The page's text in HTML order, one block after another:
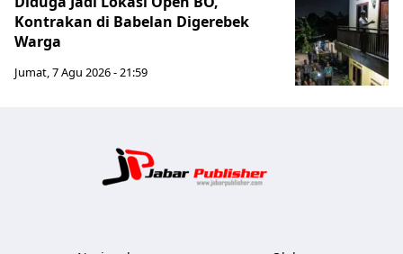
Kontrakan di Babelan Digerebek
Warga
Jumat, 7 Agu 2026 - 21:59